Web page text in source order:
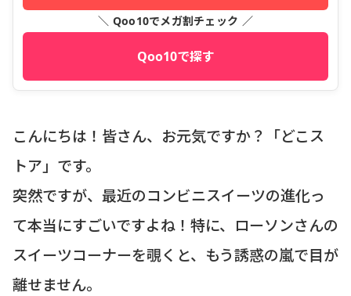
＼ Qoo10でメガ割チェック ／
Qoo10で探す
こんにちは！皆さん、お元気ですか？「どこス
トア」です。
突然ですが、最近のコンビニスイーツの進化っ
て本当にすごいですよね！特に、ローソンさんの
スイーツコーナーを覗くと、もう誘惑の嵐で目が
離せません。